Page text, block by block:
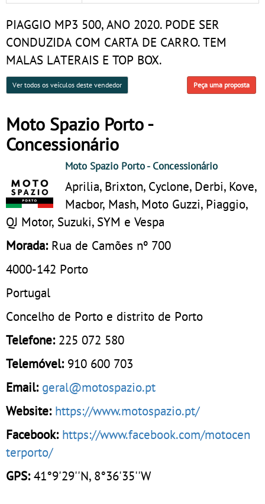
PIAGGIO MP3 500, ANO 2020. PODE SER
CONDUZIDA COM CARTA DE CARRO. TEM
MALAS LATERAIS E TOP BOX.
Ver todos os veículos deste vendedor Peça uma proposta
Moto Spazio Porto -
Concessionário
Moto Spazio Porto- Concessionário
Aprilia, Brixton, Cyclone, Derbi, Kove,
Macbor, Mash, Moto Guzzi, Piaggio,
QJ Motor, Suzuki, SYM e Vespa
Morada: Rua de Camões nº 700
4000-142 Porto
Portugal
Concelho de Porto e distrito de Porto
Telefone: 225 072 580
Telemóvel: 910 600 703
Email: geral@motospazio.pt
Website: https://www.motospazio.pt/
Facebook: https://www.facebook.com/motocen
terporto/
GPS:41°9'29''N, 8°36'35''W